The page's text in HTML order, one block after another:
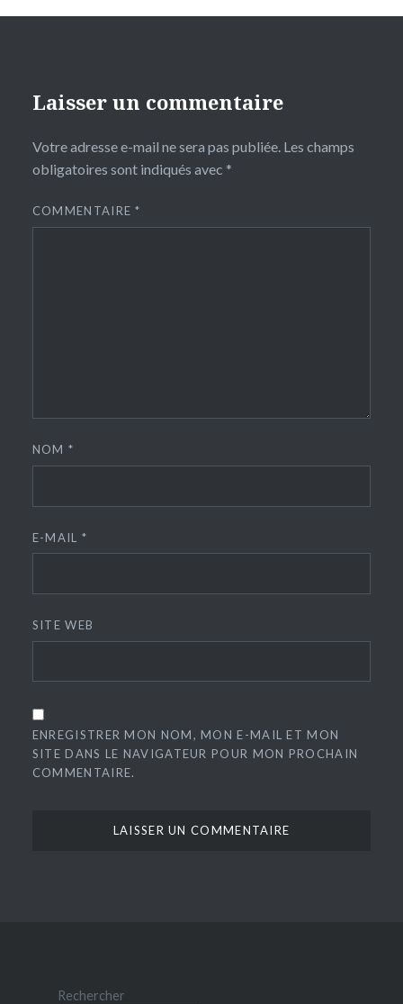
Laisser un commentaire
Votre adresse e-mail ne sera pas publiée. Les champs
obligatoires sont indiqués avec *
COMMENTAIRE*
NOM*
E-MAIL *
SITE WEB
ENREGISTRER MON NOM, MON E-MAIL ET MON
SITE DANS LE NAVIGATEUR POUR MON PROCHAIN
COMMENTAIRE.
Rechercher